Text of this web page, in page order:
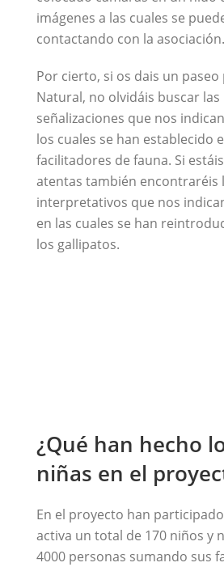
imágenes a las cuales se
contactando con la asociación.
Por cierto, si os dais un
Natural, no olvidáis buscar las
señalizaciones que nos
los cuales se han establecido
facilitadores de fauna. Si
atentas también encontraréis
interpretativos que nos
en las cuales se han
los gallipatos.
¿Qué han hecho
niñas en el
En el proyecto han
activa un total de 170 niños y
4000 personas sumando sus